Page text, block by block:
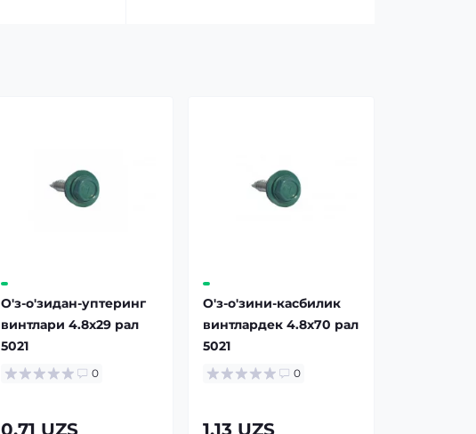
О'з-о'зидан-уптеринг
винтлари 4.8x29 рал
5021
0
О'з-о'зини-касбилик
винтлардек 4.8x70 рал
5021
0